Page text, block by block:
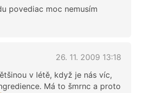
povediac moc nemusím
26. 11. 2009 13:18
v létě, když je nás víc,
Má to šmrnc a proto